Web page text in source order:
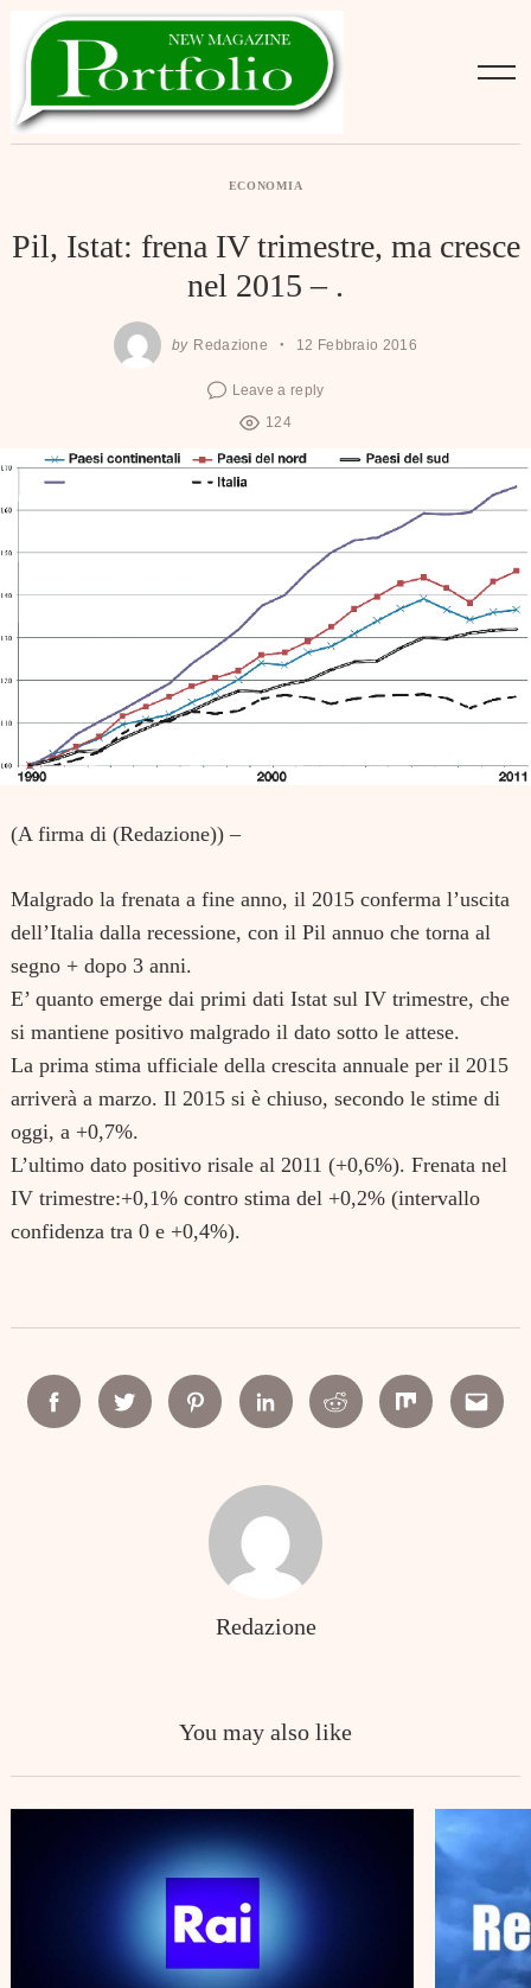
ECONOMIA
Pil, Istat: frena IV trimestre, ma cresce
nel 2015 – .
by Redazione 12 Febbraio 2016
Leave a reply
124
(A firma di (Redazione)) –
Malgrado la frenata a fine anno, il 2015 conferma l’uscita
dell’Italia dalla recessione, con il Pil annuo che torna al
segno + dopo 3 anni.
E’ quanto emerge dai primi dati Istat sul IV trimestre, che
si mantiene positivo malgrado il dato sotto le attese.
La prima stima ufficiale della crescita annuale per il 2015
arriverà a marzo. Il 2015 si è chiuso, secondo le stime di
oggi, a +0,7%.
L’ultimo dato positivo risale al 2011 (+0,6%). Frenata nel
IV trimestre:+0,1% contro stima del +0,2% (intervallo
confidenza tra 0 e +0,4%).
FacebookTwitter PinterestLinkedinReddit Mix Email
Redazione
You may also like